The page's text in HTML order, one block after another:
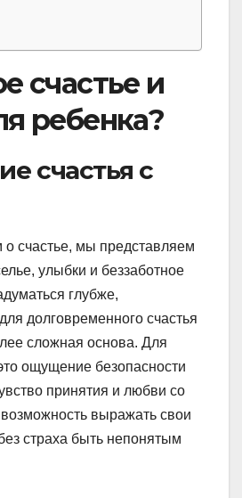
счастье и
ребенка?
счастья с
о счастье, мы представляем
улыбки и беззаботное
глубже,
долговременного счастья
сложная основа. Для
ощущение безопасности
принятия и любви со
выражать свои
страха быть непонятым